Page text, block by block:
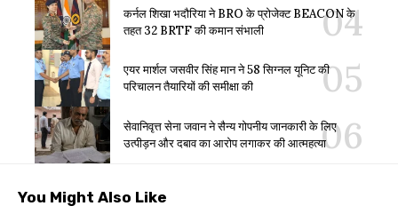
कर्नल शिखा भदौरिया ने BRO के प्रोजेक्ट BEACON के
तहत 32 BRTF की कमान संभाली
एयर मार्शल जसवीर सिंह मान ने 58 सिग्नल यूनिट की
परिचालन तैयारियों की समीक्षा की
सेवानिवृत्त सेना जवान ने सैन्य गोपनीय जानकारी के लिए
उत्पीड़न और दबाव का आरोप लगाकर की आत्महत्या
You Might Also Like